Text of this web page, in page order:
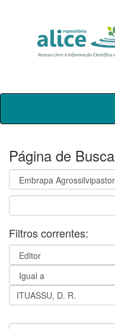
Skip
Página de Busca
Filtros correntes: